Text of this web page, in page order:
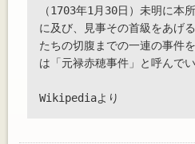
（1703年1月30日）未明に本
に及び、見事その首級をあげ
たちの切腹までの一連の事件
は「元禄赤穂事件」と呼んでい